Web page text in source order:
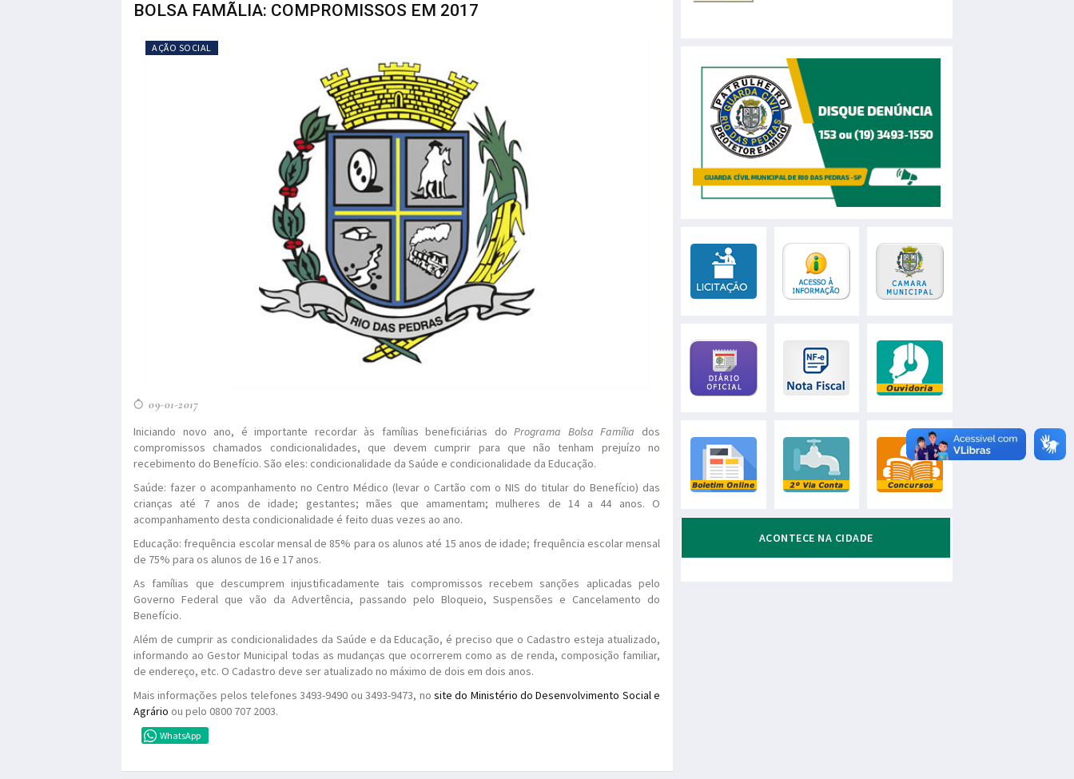
BOLSA FAMÃLIA: COMPROMISSOS EM 2017
AÇÃO SOCIAL
09-01-2017
Iniciando novo ano, é importante recordar às famílias beneficiárias doPrograma Bolsa Família dos
compromissos chamados condicionalidades, que devem cumprir para que não tenham prejuízo no
recebimento do Benefício. São eles: condicionalidade da Saúde e condicionalidade da Educação.
Saúde: fazer o acompanhamento no Centro Médico (levar o Cartão com o NIS do titular do Benefício) das
crianças até 7 anos de idade; gestantes; mães que amamentam; mulheres de 14 a 44 anos. O
acompanhamento desta condicionalidade é feito duas vezes ao ano.
Educação: frequência escolar mensal de 85% para os alunos até 15 anos de idade; frequência escolar mensal
de 75% para os alunos de 16 e 17 anos.
As famílias que descumprem injustificadamente tais compromissos recebem sanções aplicadas pelo
Governo Federal que vão da Advertência, passando pelo Bloqueio, Suspensões e Cancelamento do
Benefício.
Além de cumprir as condicionalidades da Saúde e da Educação, é preciso que o Cadastro esteja atualizado,
informando ao Gestor Municipal todas as mudanças que ocorrerem como as de renda, composição familiar,
de endereço, etc. O Cadastro deve ser atualizado no máximo de dois em dois anos.
Mais informações pelos telefones 3493-9490 ou 3493-9473, no site do Ministério do Desenvolvimento Social e
Agrário ou pelo 0800 707 2003.
WhatsApp
ACONTECE NA CIDADE